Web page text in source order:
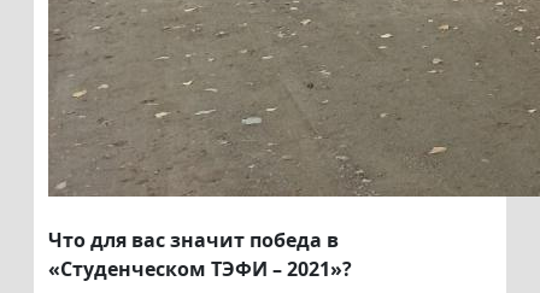
Что для вас значит победа в
«Студенческом ТЭФИ – 2021»?